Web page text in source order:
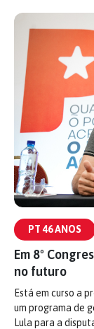
PT 46 ANOS
Em 8º
no futuro
Está em curso a
um programa de
Lula para a